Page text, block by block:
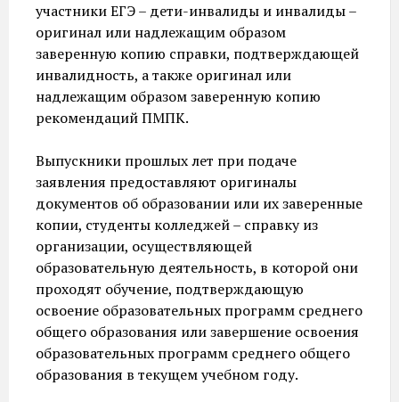
участники ЕГЭ – дети-инвалиды и инвалиды –
оригинал или надлежащим образом
заверенную копию справки, подтверждающей
инвалидность, а также оригинал или
надлежащим образом заверенную копию
рекомендаций ПМПК.
Выпускники прошлых лет при подаче
заявления предоставляют оригиналы
документов об образовании или их заверенные
копии, студенты колледжей – справку из
организации, осуществляющей
образовательную деятельность, в которой они
проходят обучение, подтверждающую
освоение образовательных программ среднего
общего образования или завершение освоения
образовательных программ среднего общего
образования в текущем учебном году.